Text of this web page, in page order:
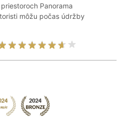
Panorama
môžu počas údržby